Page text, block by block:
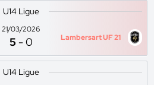
U14 Ligue
21/03/2026
5 -0 Lambersart UF 21
U14 Ligue